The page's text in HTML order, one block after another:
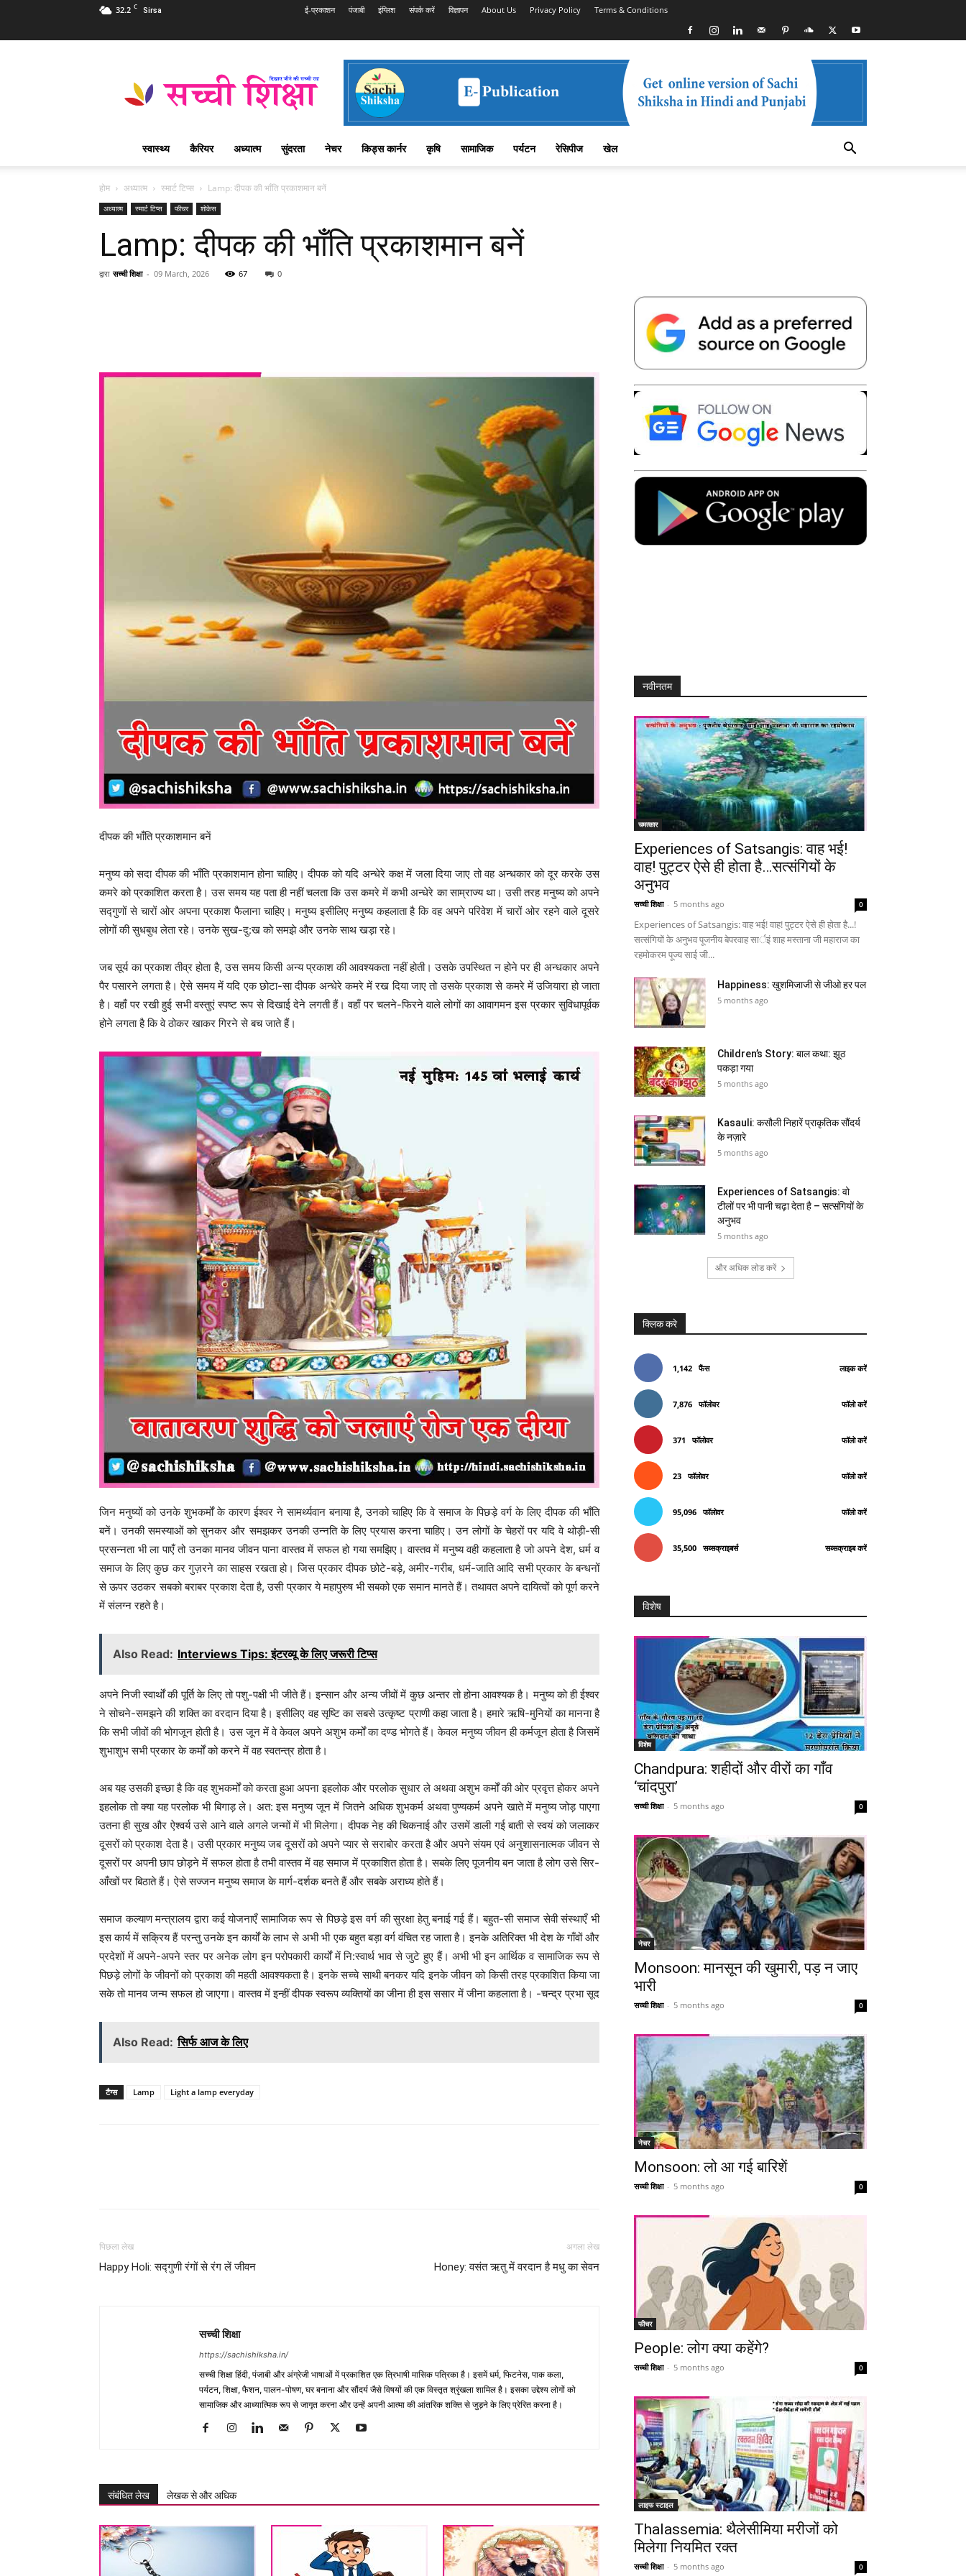
32.2 C Sirsa ई-प्रकाशन पंजाबी इंग्लिश संपर्क करें विज्ञापन About Us Privacy Policy Terms & Conditions
Shiksha
शिक्षा
पत्रिका
स्वास्थ्य कैरियर अध्यात्म सुंदरता नेचर किड्स कार्नर कृषि सामाजिक पर्यटन रेसिपीज खेल
होम अध्यात्म स्मार्ट टिप्स Lamp: दीपक की भाँति प्रकाशमान बनें
अध्यात्म स्मार्ट टिप्स फीचर शोकेस
Lamp: दीपक की भाँति प्रकाशमान बनें
द्वारा सच्ची शिक्षा - 09 March, 2026 67 0
Telegram Copy URL
दीपक की भाँति प्रकाशमान बनें
मनुष्य को सदा दीपक की भाँति प्रकाशमान होना चाहिए। दीपक को यदि अन्धेरे कक्ष में जला दिया जाए तो वह अन्धकार को दूर करके उस
कमरे को प्रकाशित करता है। उस समय यह पता ही नहीं चलता कि उस कमरे में कभी अन्धेरे का साम्राज्य था। उसी तरह मनुष्य को अपने
सद्गुणों से चारों ओर अपना प्रकाश फैलाना चाहिए। मनुष्य इसीलिए मनुष्य कहलाता है कि वह अपने परिवेश में चारों ओर रहने वाले दूसरे
लोगों की सुधबुध लेता रहे। उनके सुख-दु:ख को समझे और उनके साथ खड़ा रहे।
जब सूर्य का प्रकाश तीव्र होता है, उस समय किसी अन्य प्रकाश की आवश्यकता नहीं होती। उसके उपस्थित न होने पर ही अन्धकार अपने
पैर पसारने लगता है। ऐसे समय में यदि एक छोटा-सा दीपक अन्धेरे कमरे में रख दिया जाए तो उसके प्रकाश से कमरे में उजियारा हो जाता
है। वहाँ पर रखी हुई सभी वस्तुएं स्पष्ट रूप से दिखाई देने लगती हैं। वहाँ पर चलने-फिरने वाले लोगों का आवागमन इस प्रकार सुविधापूर्वक
होने लगता है कि वे ठोकर खाकर गिरने से बच जाते हैं।
जिन मनुष्यों को उनके शुभकर्मों के कारण ईश्वर ने सामर्थ्यवान बनाया है, उनको चाहिए कि वे समाज के पिछड़े वर्ग के लिए दीपक की भाँति
बनें। उनकी समस्याओं को सुनकर और समझकर उनकी उन्नति के लिए प्रयास करना चाहिए। उन लोगों के चेहरों पर यदि वे थोड़ी-सी
प्रसन्नता भी ला पाएँ तो उनका मानव जीवन पाना वास्तव में सफल हो गया समझिए। वास्तव में मनुष्य वही कहलाता है जो अपने देश, धर्म व
समाज के लिए कुछ कर गुज़रने का साहस रखता हो। जिस प्रकार दीपक छोटे-बड़े, अमीर-गरीब, धर्म-जाति आदि सभी प्रकार के बन्धनों
से ऊपर उठकर सबको बराबर प्रकाश देता है, उसी प्रकार ये महापुरुष भी सबको एक समान मानते हैं। तथावत अपने दायित्वों को पूर्ण करने
में संलग्न रहते है।
Also Read: Interviews Tips: इंटरव्यू के लिए जरूरी टिप्स
अपने निजी स्वार्थों की पूर्ति के लिए तो पशु-पक्षी भी जीते हैं। इन्सान और अन्य जीवों में कुछ अन्तर तो होना आवश्यक है। मनुष्य को ही ईश्वर
ने सोचने-समझने की शक्ति का वरदान दिया है। इसीलिए वह सृष्टि का सबसे उत्कृष्ट प्राणी कहा जाता है। हमारे ऋषि-मुनियों का मानना है
कि सभी जीवों की भोगजून होती है। उस जून में वे केवल अपने अशुभ कर्मों का दण्ड भोगते हैं। केवल मनुष्य जीवन ही कर्मजून होता है जिसमें
शुभाशुभ सभी प्रकार के कर्मों को करने में वह स्वतन्त्र होता है।
अब यह उसकी इच्छा है कि वह शुभकर्मों को करता हुआ अपना इहलोक और परलोक सुधार ले अथवा अशुभ कर्मों की ओर प्रवृत्त होकर अपने
इहलोक तो क्या यह परलोक भी बिगाड़ ले। अत: इस मनुष्य जून में जितने अधिक शुभकर्म अथवा पुण्यकर्म अपने खाते में मनुष्य जोड़ पाएगा
उतना ही सुख और ऐश्वर्य उसे आने वाले अगले जन्मों में भी मिलेगा। दीपक नेह की चिकनाई और उसमें डाली गई बाती से स्वयं को जलाकर
दूसरों को प्रकाश देता है। उसी प्रकार मनुष्य जब दूसरों को अपने प्यार से सराबोर करता है और अपने संयम एवं अनुशासनात्मक जीवन से
दूसरों पर अपनी छाप छोड़ने में सफल होता है तभी वास्तव में वह समाज में प्रकाशित होता है। सबके लिए पूजनीय बन जाता है लोग उसे सिर-
आँखों पर बिठाते हैं। ऐसे सज्जन मनुष्य समाज के मार्ग-दर्शक बनते हैं और सबके अराध्य होते हैं।
समाज कल्याण मन्त्रालय द्वारा कई योजनाएँ सामाजिक रूप से पिछड़े इस वर्ग की सुरक्षा हेतु बनाई गई हैं। बहुत-सी समाज सेवी संस्थाएँ भी
इस कार्य में सक्रिय हैं परन्तु उनके इन कार्यों के लाभ से अभी भी एक बहुत बड़ा वर्ग वंचित रह जाता है। इनके अतिरिक्त भी देश के गाँवों और
प्रदेशों में अपने-अपने स्तर पर अनेक लोग इन परोपकारी कार्यों में नि:स्वार्थ भाव से जुटे हुए हैं। अभी भी इन आर्थिक व सामाजिक रूप से
पिछड़े लोगों के जीवनों को प्रकाश की महती आवश्यकता है। इनके सच्चे साथी बनकर यदि इनके जीवन को किसी तरह प्रकाशित किया जा
सके तो मानव जन्म सफल हो जाएगा। वास्तव में इन्हीं दीपक स्वरूप व्यक्तियों का जीना ही इस ससार में जीना कहलाता है। -चन्द्र प्रभा सूद
Also Read: सिर्फ आज के लिए
टैग्स Lamp Light a lamp everyday
पिछला लेख
Happy Holi: सद्गुणी रंगों से रंग लें जीवन
अगला लेख
Honey: वसंत ऋतु में वरदान है मधु का सेवन
सच्ची शिक्षा
https://sachishiksha.in/
सच्ची शिक्षा हिंदी, पंजाबी और अंग्रेजी भाषाओं में प्रकाशित एक त्रिभाषी मासिक पत्रिका है। इसमें धर्म, फिटनेस, पाक कला,
पर्यटन, शिक्षा, फैशन, पालन-पोषण, घर बनाना और सौंदर्य जैसे विषयों की एक विस्तृत श्रृंखला शामिल है। इसका उद्देश्य लोगों को
सामाजिक और आध्यात्मिक रूप से जागृत करना और उन्हें अपनी आत्मा की आंतरिक शक्ति से जुड़ने के लिए प्रेरित करना है।
संबंधित लेख लेखक से और अधिक
नवीनतम
चमत्कार
Experiences of Satsangis: वाह भई!
वाह! पुट्टर ऐसे ही होता है…सत्संगियों के
अनुभव
सच्ची शिक्षा - 5 months ago 0
Experiences of Satsangis: वाह भई! वाह! पुट्टर ऐसे ही होता है...!
सत्संगियों के अनुभव पूजनीय बेपरवाह सार्इं शाह मस्ताना जी महाराज का
रहमोकरम पूज्य साई जी...
Happiness: खुशमिजाजी से जीओ हर पल
5 months ago
Children’s Story: बाल कथा: झूठ
पकड़ा गया
5 months ago
Kasauli: कसौली निहारें प्राकृतिक सौंदर्य
के नज़ारे
5 months ago
Experiences of Satsangis: वो
टीलों पर भी पानी चढ़ा देता है – सत्संगियों के
अनुभव
5 months ago
और अधिक लोड करें
क्लिक करे
1,142 फैंस लाइक करें
7,876 फॉलोवर फॉलो करें
371 फॉलोवर फॉलो करें
23 फॉलोवर फॉलो करें
95,096 फॉलोवर फॉलो करें
35,500 सब्सक्राइबर्स सब्सक्राइब करें
विशेष
विशेष
Chandpura: शहीदों और वीरों का गाँव
‘चांदपुरा’
सच्ची शिक्षा - 5 months ago 0
नेचर
Monsoon: मानसून की खुमारी, पड़ न जाए
भारी
सच्ची शिक्षा - 5 months ago 0
नेचर
Monsoon: लो आ गई बारिशें
सच्ची शिक्षा - 5 months ago 0
फीचर
People: लोग क्या कहेंगे?
सच्ची शिक्षा - 5 months ago 0
लाइफ स्टाइल
Thalassemia: थैलेसीमिया मरीजों को
मिलेगा नियमित रक्त
सच्ची शिक्षा - 5 months ago 0